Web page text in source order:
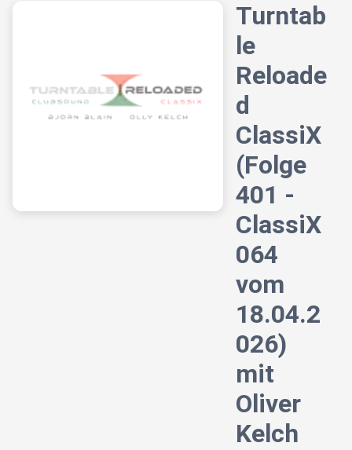
Turntab
le
Reloade
d
ClassiX
(Folge
401 -
ClassiX
064
vom
18.04.2
026)
mit
Oliver
Kelch